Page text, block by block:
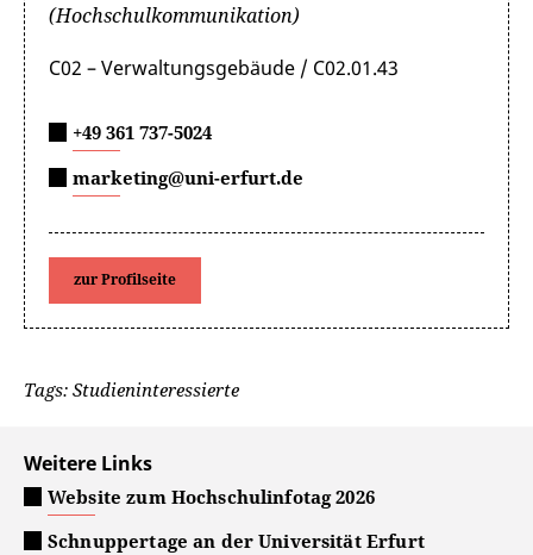
(Hochschulkommunikation)
C02 – Verwaltungsgebäude / C02.01.43
+49 361 737-5024
marketing@uni-erfurt.de
zur Profilseite
Tags: Studieninteressierte
Weitere Links
Website zum Hochschulinfotag 2026
Schnuppertage an der Universität Erfurt